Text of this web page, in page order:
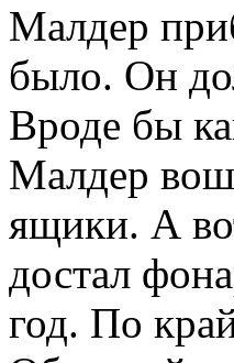
Малдер
было. Он
Вроде бы
Малдер
ящики. А
достал
год. По